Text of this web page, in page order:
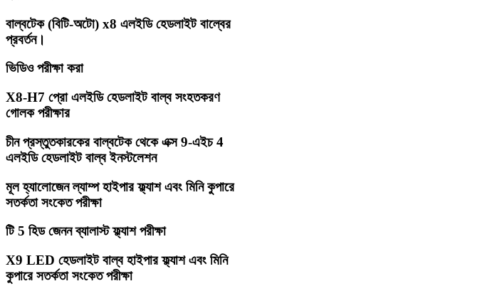
বাল্বটেক (বিটি-অটো) x8 এলইডি হেডলাইট বাল্বের
প্রবর্তন।
ভিডিও পরীক্ষা করা
X8-H7 প্রো এলইডি হেডলাইট বাল্ব সংহতকরণ
গোলক পরীক্ষার
চীন প্রস্তুতকারকের বাল্বটেক থেকে এক্স 9-এইচ 4
এলইডি হেডলাইট বাল্ব ইনস্টলেশন
মূল হ্যালোজেন ল্যাম্প হাইপার ফ্ল্যাশ এবং মিনি কুপারে
সতর্কতা সংকেত পরীক্ষা
টি 5 হিড জেনন ব্যালাস্ট ফ্ল্যাশ পরীক্ষা
X9 LED হেডলাইট বাল্ব হাইপার ফ্ল্যাশ এবং মিনি
কুপারে সতর্কতা সংকেত পরীক্ষা